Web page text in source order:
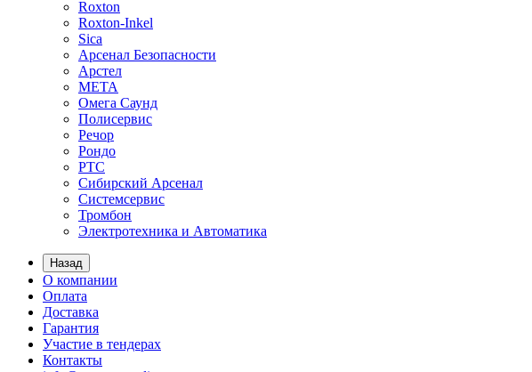
Roxton
Roxton-Inkel
Sica
Арсенал Безопасности
Арстел
МЕТА
Омега Саунд
Полисервис
Речор
Рондо
РТС
Сибирский Арсенал
Системсервис
Тромбон
Электротехника и Автоматика
Назад
О компании
Оплата
Доставка
Гарантия
Участие в тендерах
Контакты